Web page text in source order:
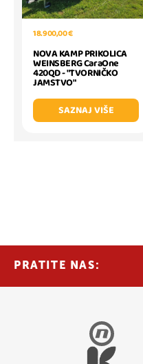
18.900,00 €
NOVA KAMP PRIKOLICA
WEINSBERG CaraOne
420QD - "TVORNIČKO
JAMSTVO"
SAZNAJ VIŠE
PRATITE NAS: